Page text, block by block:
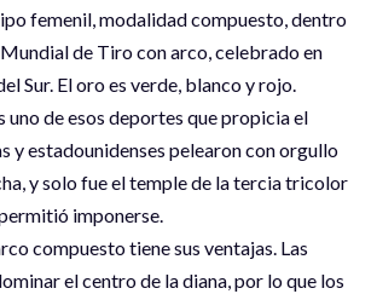
femenil, modalidad compuesto, dentro
de Tiro con arco, celebrado en
Sur. El oro es verde, blanco y rojo.
uno de esos deportes que propicia el
y estadounidenses pelearon con orgullo
y solo fue el temple de la tercia tricolor
imponerse.
compuesto tiene sus ventajas. Las
el centro de la diana, por lo que los